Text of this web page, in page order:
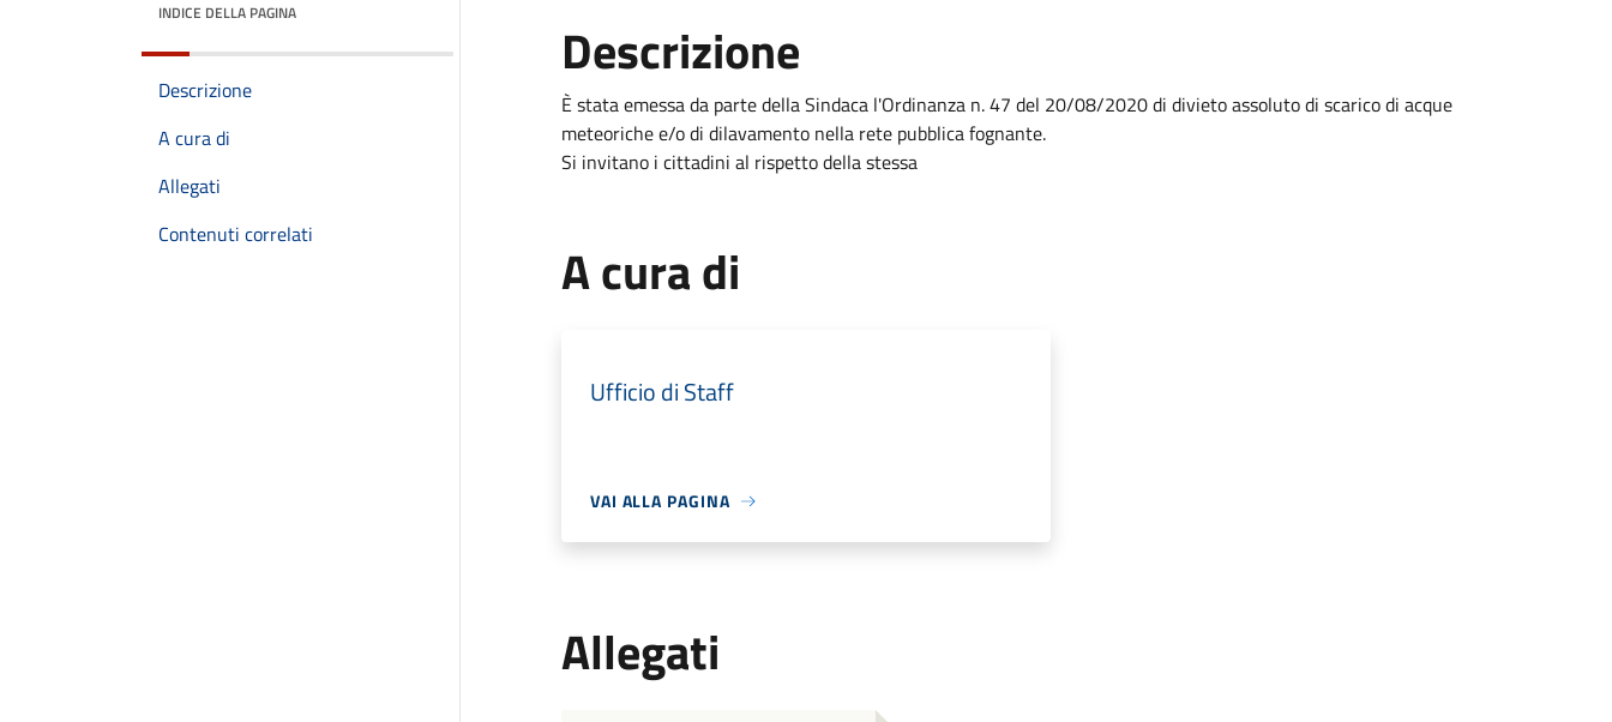
INDICE DELLA PAGINA
Descrizione
A cura di
Allegati
Contenuti correlati
Descrizione
È stata emessa da parte della Sindaca l'Ordinanza n. 47 del 20/08/2020 di divieto assoluto di scarico di acque
meteoriche e/o di dilavamento nella rete pubblica fognante.
Si invitano i cittadini al rispetto della stessa
A cura di
Ufficio di Staff
VAI ALLA PAGINA
Allegati